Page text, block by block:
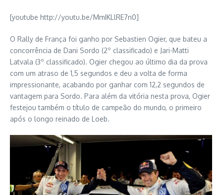
[youtube http://youtu.be/MmIKLlRE7n0]
O Rally de França foi ganho por Sebastien Ogier, que bateu a
concorrência de Dani Sordo (2º classificado) e Jari-Matti
Latvala (3º classificado). Ogier chegou ao último dia da prova
com um atraso de 1,5 segundos e deu a volta de forma
impressionante, acabando por ganhar com 12,2 segundos de
vantagem para Sordo. Para além da vitória nesta prova, Ogier
festejou também o título de campeão do mundo, o primeiro
após o longo reinado de Loeb.